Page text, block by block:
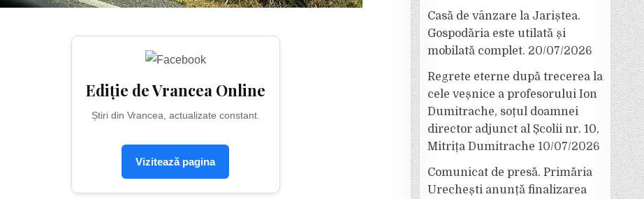
Ediție de Vrancea Online
Știri din Vrancea, actualizate constant.
Vizitează pagina
Casă de vânzare la Jariștea.
Gospodăria este utilată și
mobilată complet. 20/07/2026
Regrete eterne după trecerea la
cele veșnice a profesorului Ion
Dumitrache, soțul doamnei
director adjunct al Școlii nr. 10,
Mitrița Dumitrache 10/07/2026
Comunicat de presă. Primăria
Urechești anunță finalizarea